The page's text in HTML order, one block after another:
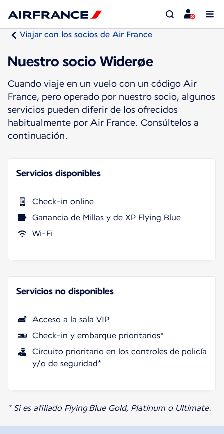
Viajar con los socios de Air France
Nuestro socio Widerøe
Cuando viaje en un vuelo con un código Air
France, pero operado por nuestro socio, algunos
servicios pueden diferir de los ofrecidos
habitualmente por Air France. Consúltelos a
continuación.
Servicios disponibles
Check-in online
Ganancia de Millas y de XP Flying Blue
Wi-Fi
Servicios no disponibles
Acceso a la sala VIP
Check-in y embarque prioritarios*
Circuito prioritario en los controles de policía
y/o de seguridad*
* Si es afiliado Flying Blue Gold, Platinum o Ultimate.